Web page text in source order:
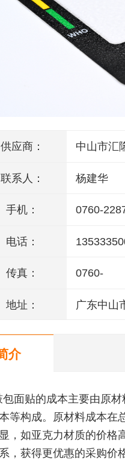
供应商： 中山市汇
联系人： 杨建华
手机： 0760-
电话：
传真： 0760-
地址： 广东中山
介
包面贴的成本主要由原
本等构成。原材料成本
，如亚克力材质的价格
，获得更优惠的采购价